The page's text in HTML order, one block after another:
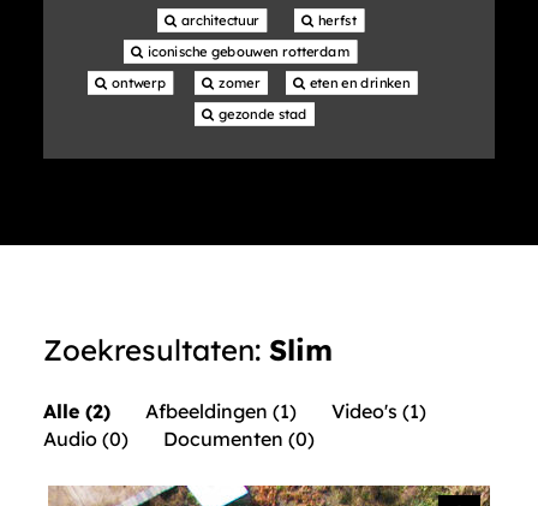
architectuur
herfst
iconische gebouwen rotterdam
ontwerp
zomer
eten en drinken
gezonde stad
Zoekresultaten: Slim
Alle (2) Afbeeldingen (1)
Video's (1)
Audio (0)
Documenten (0)